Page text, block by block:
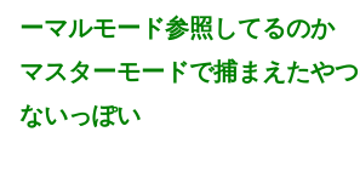
ーマルモード参照してるのか
マスターモードで捕まえたや
ないっぽい